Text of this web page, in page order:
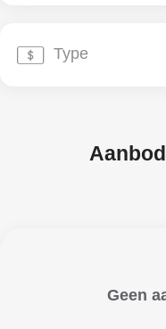
 Type
Geen